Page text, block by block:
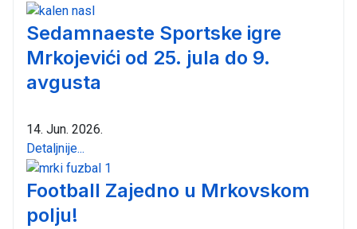
Sedamnaeste Sportske igre
Mrkojevići od 25. jula do 9.
avgusta
14. Jun. 2026.
Detaljnije...
Football Zajedno u Mrkovskom
polju!